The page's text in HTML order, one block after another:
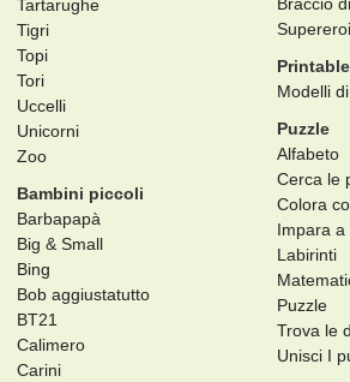
Tartarughe
Tigri
Topi
Tori
Uccelli
Unicorni
Zoo
Bambini piccoli
Barbapapà
Big & Small
Bing
Bob aggiustatutto
BT21
Calimero
Carini
Braccio
Supereroi
Modelli
Puzzle
Alfabeto
Cerca le
Colora
Impara a
Labirinti
Puzzle
Trova le
Unisci I